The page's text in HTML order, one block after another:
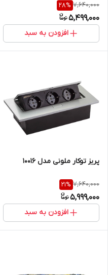
7,640,000
28%
5,499,000
افزودن به سبد
پریز توکار ملونی مدل 10016
7,640,000
21%
5,999,000
افزودن به سبد